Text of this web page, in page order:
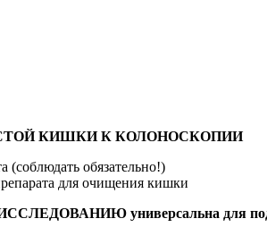
КИШКИ К КОЛОНОСКОПИИ
(соблюдать обязательно!)
для очищения кишки
универсальна для